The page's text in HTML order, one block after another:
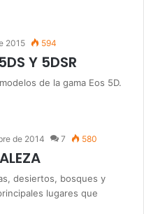
2015 594
Y 5DSR
de la gama Eos 5D.
de 2014 7 580
desiertos, bosques y
lugares que